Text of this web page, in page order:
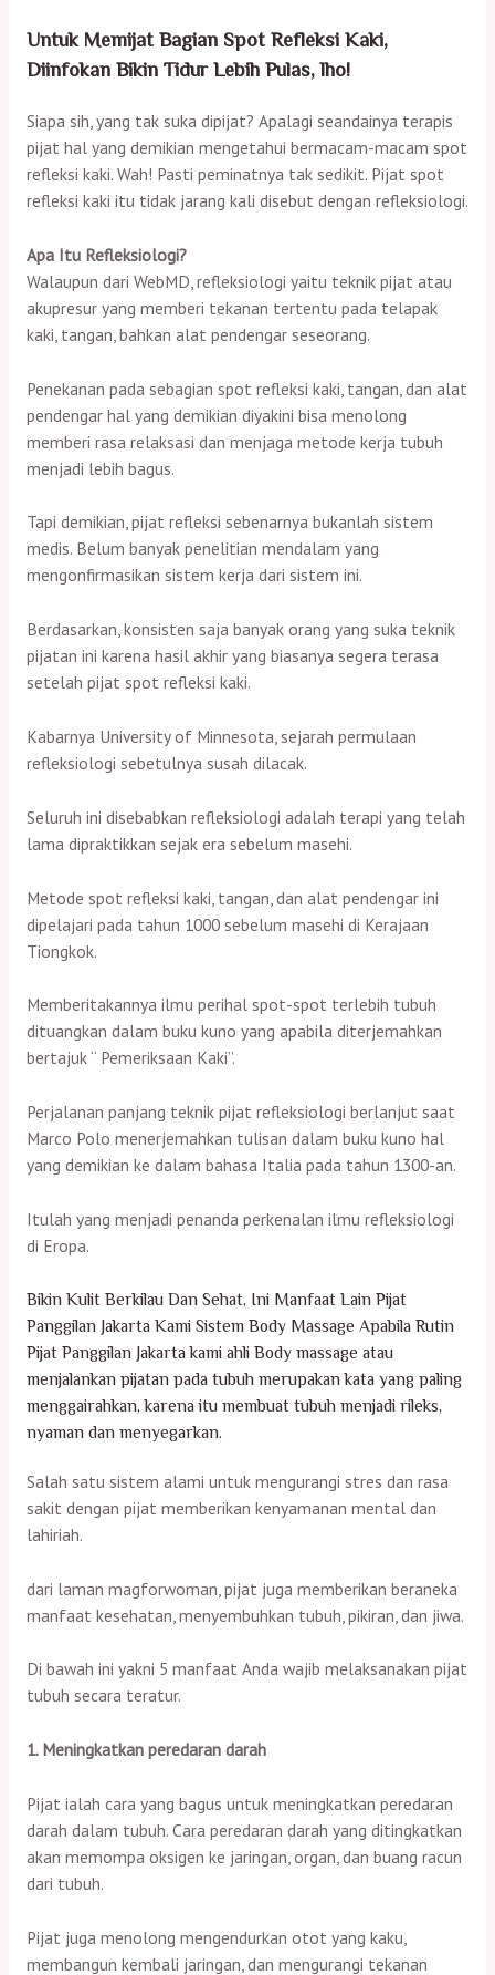
Untuk Memijat Bagian Spot Refleksi Kaki,
Diinfokan Bikin Tidur Lebih Pulas, lho!
Siapa sih, yang tak suka dipijat? Apalagi seandainya terapis
pijat hal yang demikian mengetahui bermacam-macam spot
refleksi kaki. Wah! Pasti peminatnya tak sedikit. Pijat spot
refleksi kaki itu tidak jarang kali disebut dengan refleksiologi.
Apa Itu Refleksiologi?
Walaupun dari WebMD, refleksiologi yaitu teknik pijat atau
akupresur yang memberi tekanan tertentu pada telapak
kaki, tangan, bahkan alat pendengar seseorang.
Penekanan pada sebagian spot refleksi kaki, tangan, dan alat
pendengar hal yang demikian diyakini bisa menolong
memberi rasa relaksasi dan menjaga metode kerja tubuh
menjadi lebih bagus.
Tapi demikian, pijat refleksi sebenarnya bukanlah sistem
medis. Belum banyak penelitian mendalam yang
mengonfirmasikan sistem kerja dari sistem ini.
Berdasarkan, konsisten saja banyak orang yang suka teknik
pijatan ini karena hasil akhir yang biasanya segera terasa
setelah pijat spot refleksi kaki.
Kabarnya University of Minnesota, sejarah permulaan
refleksiologi sebetulnya susah dilacak.
Seluruh ini disebabkan refleksiologi adalah terapi yang telah
lama dipraktikkan sejak era sebelum masehi.
Metode spot refleksi kaki, tangan, dan alat pendengar ini
dipelajari pada tahun 1000 sebelum masehi di Kerajaan
Tiongkok.
Memberitakannya ilmu perihal spot-spot terlebih tubuh
dituangkan dalam buku kuno yang apabila diterjemahkan
bertajuk “ Pemeriksaan Kaki”.
Perjalanan panjang teknik pijat refleksiologi berlanjut saat
Marco Polo menerjemahkan tulisan dalam buku kuno hal
yang demikian ke dalam bahasa Italia pada tahun 1300-an.
Itulah yang menjadi penanda perkenalan ilmu refleksiologi
di Eropa.
Bikin Kulit Berkilau Dan Sehat, Ini Manfaat Lain Pijat
Panggilan Jakarta Kami Sistem Body Massage Apabila Rutin
Pijat Panggilan Jakarta kami ahli Body massage atau
menjalankan pijatan pada tubuh merupakan kata yang paling
menggairahkan, karena itu membuat tubuh menjadi rileks,
nyaman dan menyegarkan.
Salah satu sistem alami untuk mengurangi stres dan rasa
sakit dengan pijat memberikan kenyamanan mental dan
lahiriah.
dari laman magforwoman, pijat juga memberikan beraneka
manfaat kesehatan, menyembuhkan tubuh, pikiran, dan jiwa.
Di bawah ini yakni 5 manfaat Anda wajib melaksanakan pijat
tubuh secara teratur.
1. Meningkatkan peredaran darah
Pijat ialah cara yang bagus untuk meningkatkan peredaran
darah dalam tubuh. Cara peredaran darah yang ditingkatkan
akan memompa oksigen ke jaringan, organ, dan buang racun
dari tubuh.
Pijat juga menolong mengendurkan otot yang kaku,
membangun kembali jaringan, dan mengurangi tekanan